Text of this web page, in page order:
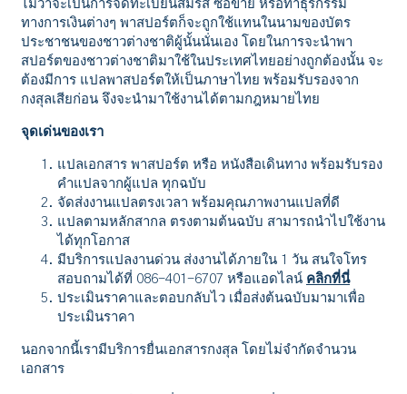
ไม่ว่าจะเป็นการจดทะเบียนสมรส ซื้อขาย หรือทำธุรกรรม
ทางการเงินต่างๆ พาสปอร์ตก็จะถูกใช้แทนในนามของบัตร
ประชาชนของชาวต่างชาติผู้นั้นนั่นเอง โดยในการจะนำพา
สปอร์ตของชาวต่างชาติมาใช้ในประเทศไทยอย่างถูกต้องนั้น จะ
ต้องมีการ แปลพาสปอร์ตให้เป็นภาษาไทย พร้อมรับรองจาก
กงสุลเสียก่อน จึงจะนำมาใช้งานได้ตามกฎหมายไทย
จุดเด่นของเรา
แปลเอกสาร พาสปอร์ต หรือ หนังสือเดินทาง พร้อมรับรอง
คำแปลจากผู้แปล ทุกฉบับ
จัดส่งงานแปลตรงเวลา พร้อมคุณภาพงานแปลที่ดี
แปลตามหลักสากล ตรงตามต้นฉบับ สามารถนำไปใช้งาน
ได้ทุกโอกาส
มีบริการแปลงานด่วน ส่งงานได้ภายใน 1 วัน สนใจโทร
สอบถามได้ที่ 086-401-6707 หรือแอดไลน์ คลิกที่นี่
ประเมินราคาและตอบกลับไว เมื่อส่งต้นฉบับมามาเพื่อ
ประเมินราคา
นอกจากนี้เรามีบริการยื่นเอกสารกงสุล โดยไม่จำกัดจำนวน
เอกสาร